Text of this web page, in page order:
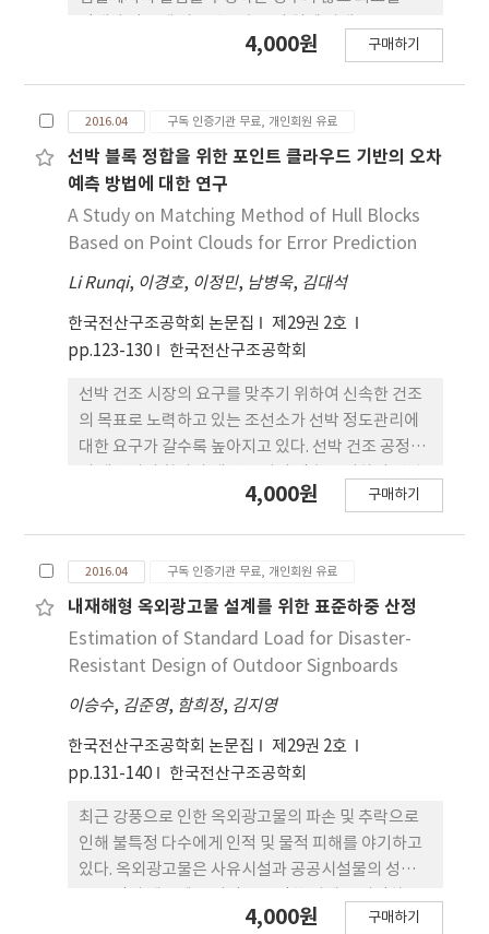
해석 모델에 반영하게 된다. 이 경우, 각종 실험값을
수가 없다. 본 논문은 현장 및 실험실에서 얻은 단순한
실험값을 구조기술자의 축적된 경험과 지식을 변수로
활용하여 보다 유효하게 구조해석 모델에 필요한 데
이터로 개선하는 방법으로서 통계학적인 베이스 경신
법을 이용한 안전성평가 방법에 대해 살펴보았다. 구
개수의 샘플 수로도 비교적 정확한 값의 최종 예측값
을 산정할 수 있어 전통적인 통계학적 접근에 비해 보
다 실제값에 근접한 예측값을 구할 수 있는 것을 확인
하였다.
4,000원 구매하기
2016.04 구독 인증기관 무료, 개인회원 유료
선박 블록 정합을 위한 포인트 클라우드 기반의 오차
예측 방법에 대한 연구
A Study on Matching Method of Hull Blocks
Based on Point Clouds for Error Prediction
Li Runqi, 이경호, 이정민, 남병욱, 김대석
한국전산구조공학회 논문집
제29권 2호
pp.123-130
한국전산구조공학회
선박 건조 시장의 요구를 맞추기 위하여 신속한 건조
의 목표로 노력하고 있는 조선소가 선박 정도관리에
대한 요구가 갈수록 높아지고 있다. 선박 건조 공정에
부재의 정도평가를 전 주기에서 수행해야 하는 것은
를 단축할 수 있을 뿐만 아니라 건조 비용도 줄일 수
있다. 선박 블록의 정도를 제어하는 중심은 선박 블록
통합 정도관리시스템을 만들어야 한다. 이 시스템은
“Non-allowance Shipbuilding”의 목표로 정도
표준화 등이 이루어져야 한다. 일반적으로 정도관리
를 수행하는 관리자가 광파측정기를 이용하여 선박
블록의 접합면에 있는 주요 포인트(vital point)를 측
정하고 수집하지만 무거운 계측장비를 가지고 블록의
정도관리를 수행하는 것은 불편할 뿐만 아니라 시간
도 오래 걸린다. 본 논문에서는 선박 블록의 정도관리
시간을 단축할 수 있는 포인트 클라우드 기반으로 3차
원 레이저 스캐너를 이용한 선박 블록 탑재 전에 오차
예측 방법을 제안하였다. 이 방법은 ICP(iterative
4,000원 구매하기
2016.04 구독 인증기관 무료, 개인회원 유료
내재해형 옥외광고물 설계를 위한 표준하중 산정
Estimation of Standard Load for Disaster-
Resistant Design of Outdoor Signboards
이승수, 김준영, 함희정, 김지영
한국전산구조공학회 논문집
제29권 2호
pp.131-140
한국전산구조공학회
최근 강풍으로 인한 옥외광고물의 파손 및 추락으로
인해 불특정 다수에게 인적 및 물적 피해를 야기하고
있다. 옥외광고물은 사유시설과 공공시설물의 성격을
것은 개인의 노력뿐 아니라 제도 및 규정을 통해서도
4,000원 구매하기